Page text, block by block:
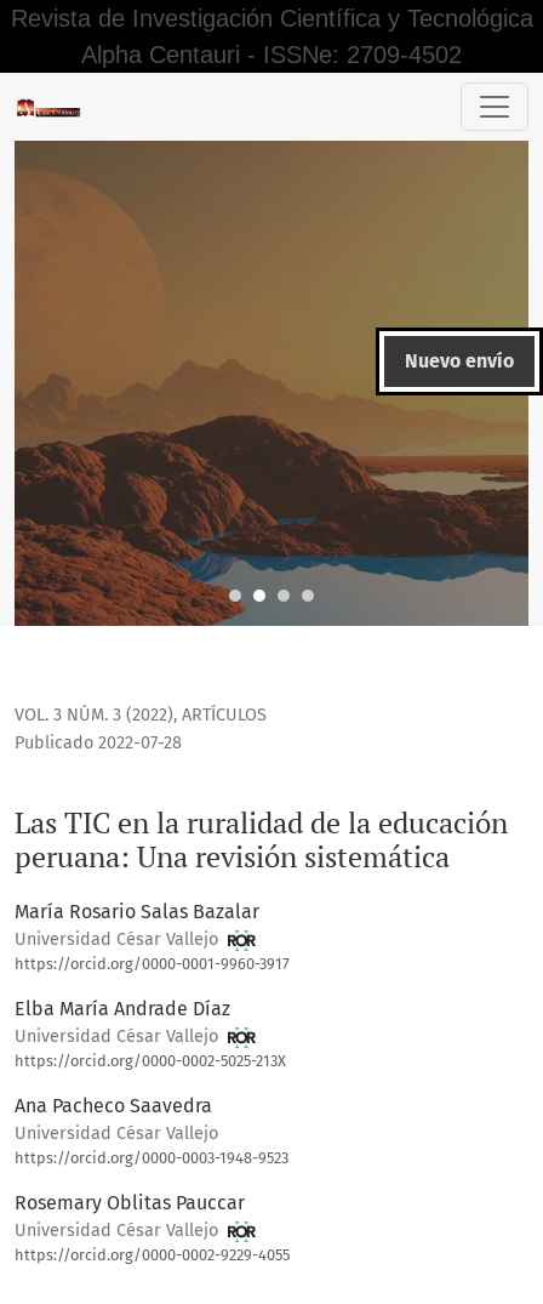
Revista de Investigación Científica y Tecnológica
Alpha Centauri - ISSNe: 2709-4502
Las TIC en la ruralidad de la educación peruana: Una
Nuevo envío
VOL. 3 NÚM. 3 (2022), ARTÍCULOS
Las TIC en la ruralidad de la educación
peruana: Una revisión sistemática
Publicado 2022-07-28
María Rosario Salas Bazalar
Universidad César Vallejo
https://orcid.org/0000-0001-9960-3917
Elba María Andrade Díaz
Universidad César Vallejo
https://orcid.org/0000-0002-5025-213X
Ana Pacheco Saavedra
Universidad César Vallejo
https://orcid.org/0000-0003-1948-9523
Rosemary Oblitas Pauccar
Universidad César Vallejo
https://orcid.org/0000-0002-9229-4055